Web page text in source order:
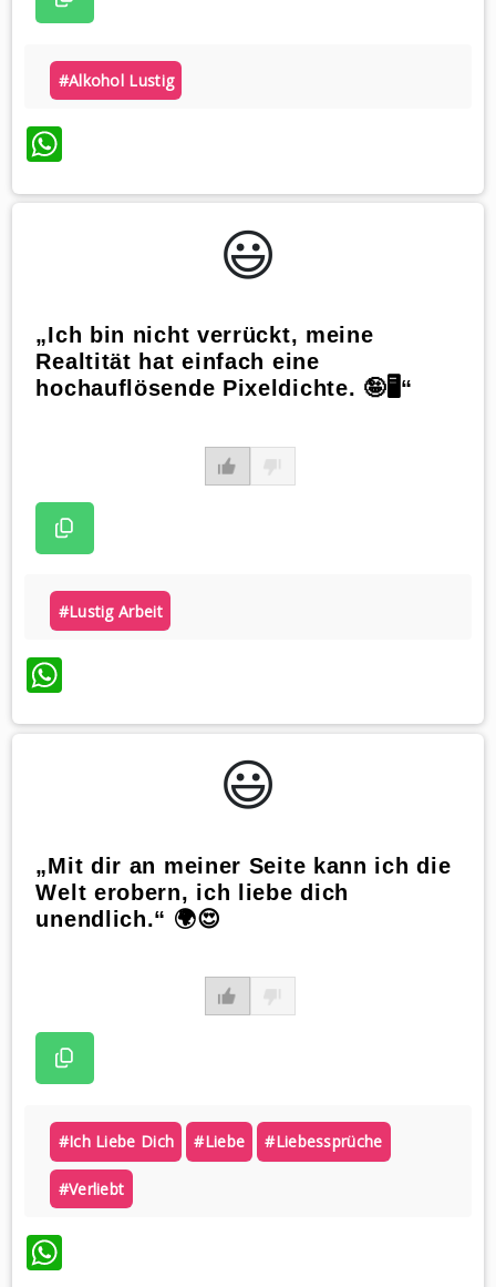
#alkohol Lustig
WhatsApp
😃️
„Ich bin nicht verrückt, meine
Realtität hat einfach eine
hochauflösende Pixeldichte. 🤪🖥️“
#lustig Arbeit
WhatsApp
😃️
„Mit dir an meiner Seite kann ich die
Welt erobern, ich liebe dich
unendlich.“ 🌍😍
#ich Liebe Dich #liebe #liebessprüche
#verliebt
WhatsApp